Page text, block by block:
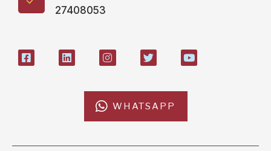
27408053
WHATSAPP